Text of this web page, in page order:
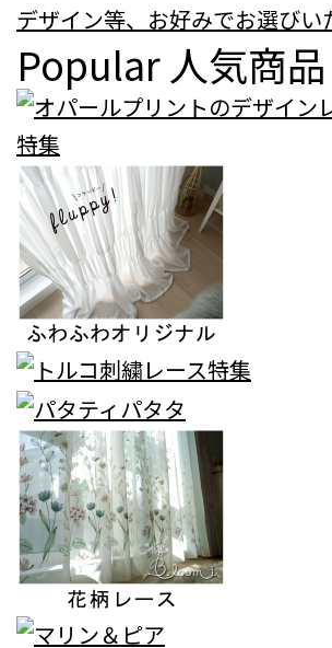
デザイン等、お好みでお選びい
Popular 人気商品